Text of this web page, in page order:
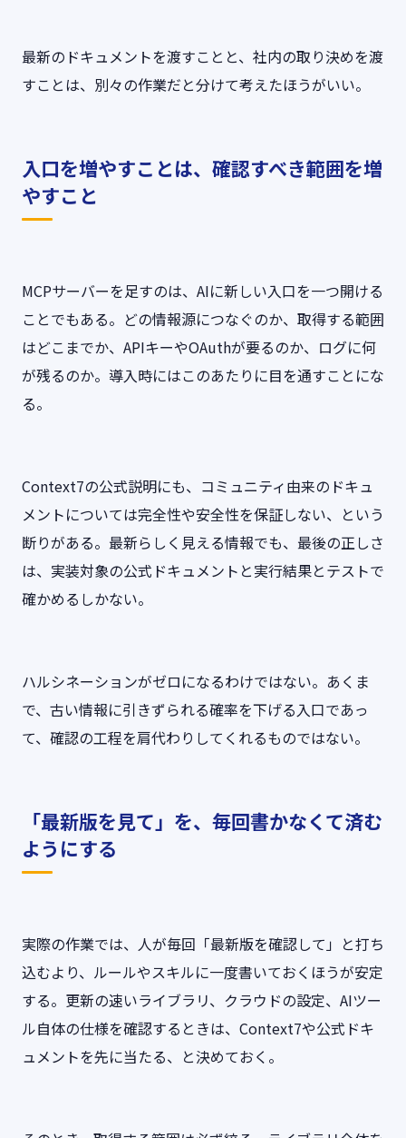
最新のドキュメントを渡すことと、社内の取り決めを渡
すことは、別々の作業だと分けて考えたほうがいい。
入口を増やすことは、確認すべき範囲を増
やすこと
MCPサーバーを足すのは、AIに新しい入口を一つ開ける
ことでもある。どの情報源につなぐのか、取得する範囲
はどこまでか、APIキーやOAuthが要るのか、ログに何
が残るのか。導入時にはこのあたりに目を通すことにな
る。
Context7の公式説明にも、コミュニティ由来のドキュ
メントについては完全性や安全性を保証しない、という
断りがある。最新らしく見える情報でも、最後の正しさ
は、実装対象の公式ドキュメントと実行結果とテストで
確かめるしかない。
ハルシネーションがゼロになるわけではない。あくま
で、古い情報に引きずられる確率を下げる入口であっ
て、確認の工程を肩代わりしてくれるものではない。
「最新版を見て」を、毎回書かなくて済む
ようにする
実際の作業では、人が毎回「最新版を確認して」と打ち
込むより、ルールやスキルに一度書いておくほうが安定
する。更新の速いライブラリ、クラウドの設定、AIツー
ル自体の仕様を確認するときは、Context7や公式ドキ
ュメントを先に当たる、と決めておく。